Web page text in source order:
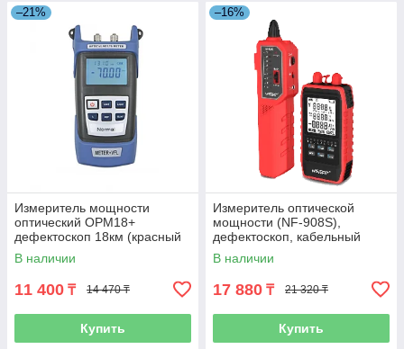
–21%
Измеритель мощности
оптический OPM18+
дефектоскоп 18км (красный
луч)
В наличии
11 400 ₸ 14 470 ₸
Купить
–16%
Измеритель оптической
мощности (NF-908S),
дефектоскоп, кабельный
тестер LAN, тональный
генератор 4 в 1
В наличии
17 880 ₸ 21 320 ₸
Купить